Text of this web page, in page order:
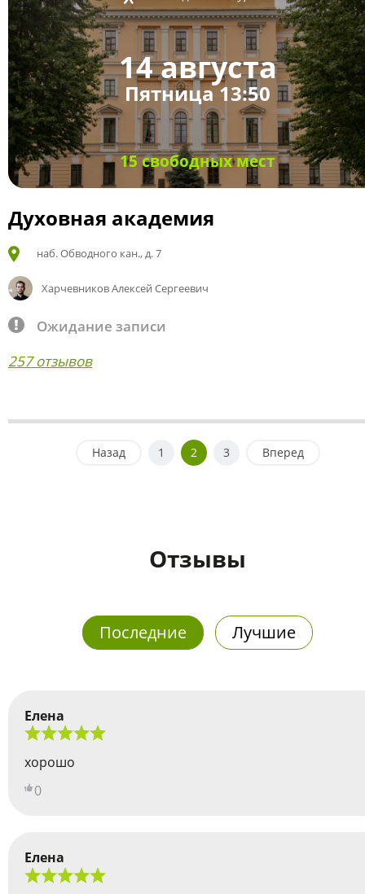
14 августа
Пятница 13:50
15 свободных мест
Духовная академия
наб. Обводного кан., д. 7
Харчевников Алексей Сергеевич
Ожидание записи
257 отзывов
Назад 1 2 3 Вперед
Отзывы
Последние Лучшие
Елена
хорошо
0
Елена